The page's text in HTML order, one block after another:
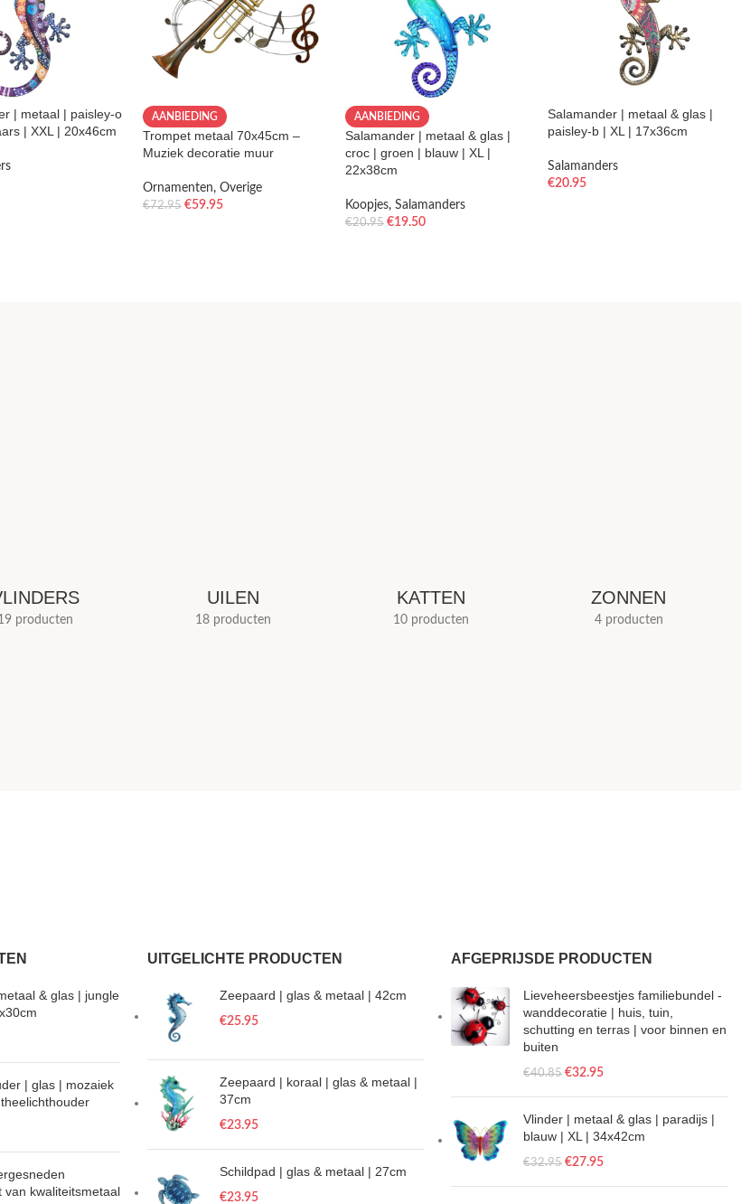
| metaal | paisley-o
| XXL | 20x46cm
AANBIEDING
Trompet metaal 70x45cm –
Muziek decoratie muur
Ornamenten, Overige
€72.95 €59.95
AANBIEDING
Salamander | metaal & glas |
croc | groen | blauw | XL |
22x38cm
Koopjes, Salamanders
€20.95 €19.50
Salamander | metaal & glas |
paisley-b | XL | 17x36cm
Salamanders
€20.95
producten
UILEN
18 producten
KATTEN
10 producten
ZONNEN
4 producten
& glas | jungle
| glas | mozaiek
van kwaliteitsmetaal
UITGELICHTE PRODUCTEN
Zeepaard | glas & metaal | 42cm
€25.95
Zeepaard | koraal | glas & metaal |
37cm
€23.95
Schildpad | glas & metaal | 27cm
€23.95
AFGEPRIJSDE PRODUCTEN
Lieveheersbeestjes familiebundel -
wanddecoratie | huis, tuin,
schutting en terras | voor binnen en
buiten
€40.85 €32.95
Vlinder | metaal & glas | paradijs |
blauw | XL | 34x42cm
€32.95 €27.95